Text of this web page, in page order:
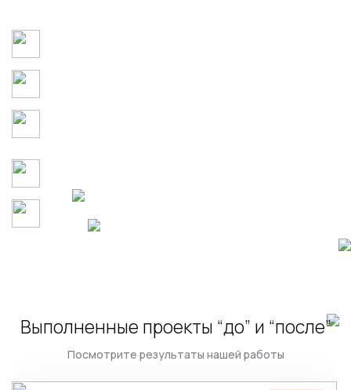
Выполненные проекты “до” и “после”
Посмотрите результаты нашей работы